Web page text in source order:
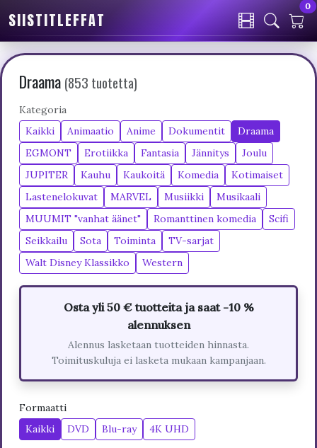
SIISTITLEFFAT
0
Draama (853 tuotetta)
Kategoria
Kaikki
Animaatio Anime Dokumentit
Draama
EGMONT
Erotiikka Fantasia Jännitys
Joulu
JUPITER
Kauhu Kaukoitä Komedia
Kotimaiset
Lastenelokuvat
MARVEL Musiikki
Musikaali
MUUMIT "vanhat äänet"
Romanttinen komedia
Scifi
Seikkailu
Sota Toiminta
TV-sarjat
Walt Disney Klassikko
Western
Osta yli 50 € tuotteita ja saat -10 %
alennuksen
Alennus lasketaan tuotteiden hinnasta.
Toimituskuluja ei lasketa mukaan kampanjaan.
Formaatti
Kaikki
DVD Blu-ray 4K UHD